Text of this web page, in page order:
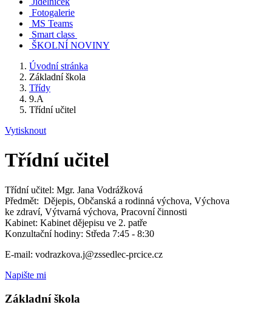
Fotogalerie
MS Teams
Smart class
ŠKOLNÍ NOVINY
Úvodní stránka
Základní škola
Třídy
9.A
Třídní učitel
Vytisknout
Třídní učitel
Třídní učitel: Mgr. Jana Vodrážková
Předmět: Dějepis, Občanská a rodinná výchova, Výchova
ke zdraví, Výtvarná výchova, Pracovní činnosti
Kabinet: Kabinet dějepisu ve 2. patře
Konzultační hodiny: Středa 7:45 - 8:30
E-mail: vodrazkova.j@zssedlec-prcice.cz
Napište mi
Základní škola